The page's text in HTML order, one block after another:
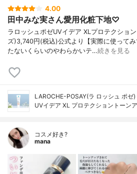
4.00
田中みな実さん愛用化粧下地♡
ラロッシュポゼUVイデア XLプロテクショ
ズ)3,740円(税込)公式より【実際に使って
たないくらいのやわらかいテ…続きを見る
LAROCHE-POSAY(ラ ロッシュ ポゼ)
UVイデア XL プロテクショントーン
コスメ好き?
mana